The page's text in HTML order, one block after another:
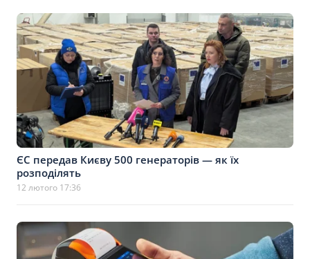
ЄС передав Києву 500 генераторів — як їх
розподілять
12 лютого 17:36